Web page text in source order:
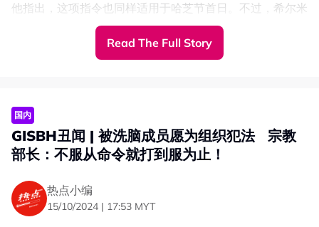
他指出，这项指令也同样适用于哈芝节首日。不过，希尔米
补充，快餐店和便利店则获得放宽处理，允许在开斋节首日
1PM之后恢复营业。
视情况作弹性安排
节日前夕或允延长营业
享受节日气氛。”
他也强调，这项措施符合州政府重视开斋节的意义，因为这
Read The Full Story
国内
GISBH丑闻 | 被洗脑成员愿为组织犯法 宗教
部长：不服从命令就打到服为止！
热点小编
15/10/2024 | 17:53 MYT